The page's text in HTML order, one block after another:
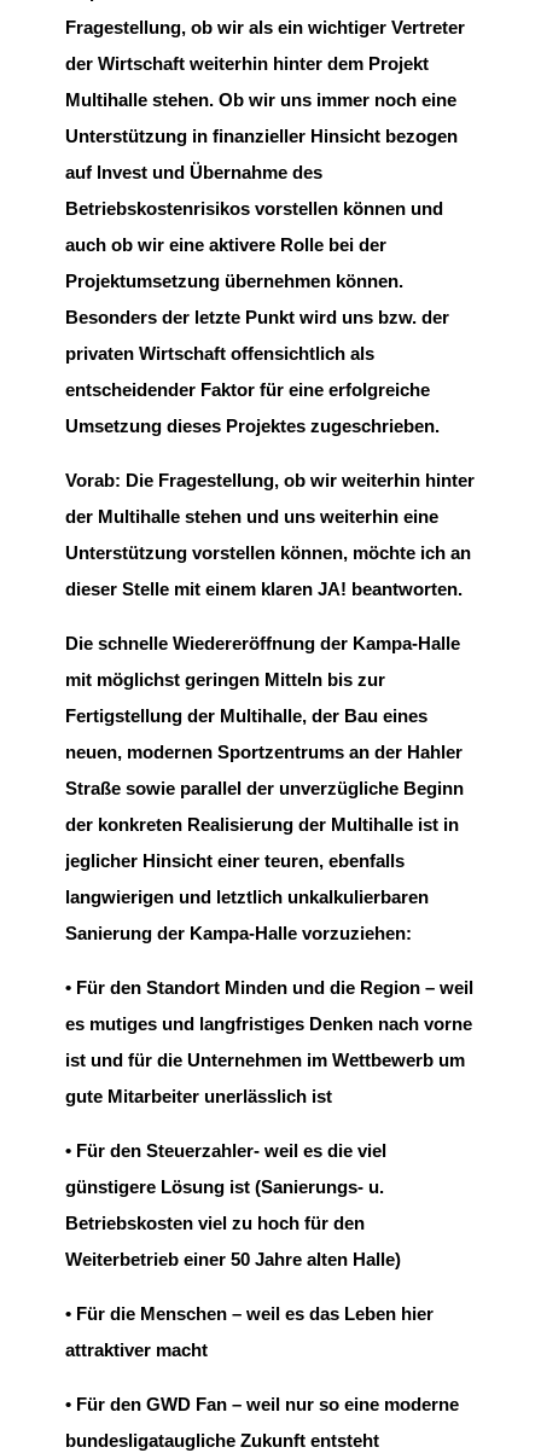
Fragestellung, ob wir als ein wichtiger Vertreter
der Wirtschaft weiterhin hinter dem Projekt
Multihalle stehen. Ob wir uns immer noch eine
Unterstützung in finanzieller Hinsicht bezogen
auf lnvest und Übernahme des
Betriebskostenrisikos vorstellen können und
auch ob wir eine aktivere Rolle bei der
Projektumsetzung übernehmen können.
Besonders der letzte Punkt wird uns bzw. der
privaten Wirtschaft offensichtlich als
entscheidender Faktor für eine erfolgreiche
Umsetzung dieses Projektes zugeschrieben.
Vorab: Die Fragestellung, ob wir weiterhin hinter
der Multihalle stehen und uns weiterhin eine
Unterstützung vorstellen können, möchte ich an
dieser Stelle mit einem klaren JA! beantworten.
Die schnelle Wiedereröffnung der Kampa-Halle
mit möglichst geringen Mitteln bis zur
Fertigstellung der Multihalle, der Bau eines
neuen, modernen Sportzentrums an der Hahler
Straße sowie parallel der unverzügliche Beginn
der konkreten Realisierung der Multihalle ist in
jeglicher Hinsicht einer teuren, ebenfalls
langwierigen und letztlich unkalkulierbaren
Sanierung der Kampa-Halle vorzuziehen:
• Für den Standort Minden und die Region – weil
es mutiges und langfristiges Denken nach vorne
ist und für die Unternehmen im Wettbewerb um
gute Mitarbeiter unerlässlich ist
• Für den Steuerzahler- weil es die viel
günstigere Lösung ist (Sanierungs- u.
Betriebskosten viel zu hoch für den
Weiterbetrieb einer 50 Jahre alten Halle)
• Für die Menschen – weil es das Leben hier
attraktiver macht
• Für den GWD Fan – weil nur so eine moderne
bundesligataugliche Zukunft entsteht